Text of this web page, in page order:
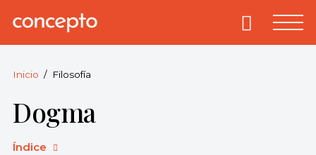
Concepto.
derechos
reservados.
Primary
Inicio Filosofía
Dogma
Índice